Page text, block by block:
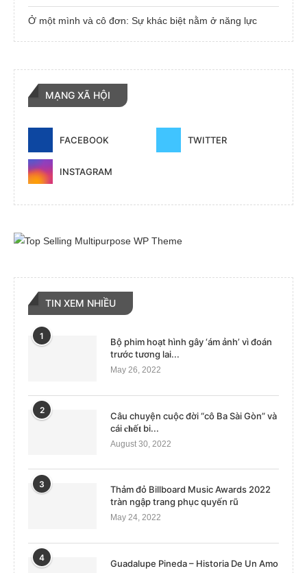
Ở một mình và cô đơn: Sự khác biệt nằm ở năng lực
MẠNG XÃ HỘI
FACEBOOK TWITTER
INSTAGRAM
TIN XEM NHIỀU
1
Bộ phim hoạt hình gây ‘ám ảnh’ vì đoán
trước tương lai...
May 26, 2022
2
Câu chuyện cuộc đời “cô Ba Sài Gòn” và
cái 𝐜𝐡ế𝐭 bi...
August 30, 2022
3
Thảm đỏ Billboard Music Awards 2022
tràn ngập trang phục quyến rũ
May 24, 2022
4
Guadalupe Pineda – Historia De Un Amo